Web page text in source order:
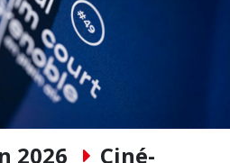
2026
Ciné-